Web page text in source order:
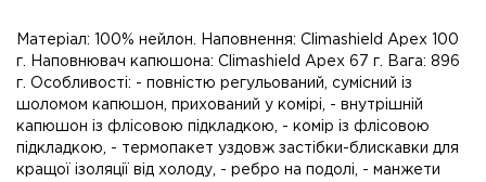
Матеріал: 100% нейлон. Наповнення: Climashield Apex 100
г. Наповнювач капюшона: Climashield Apex 67 г. Вага: 896
г. Особливості: - повністю регульований, сумісний із
шоломом капюшон, прихований у комірі, - внутрішній
капюшон із флісовою підкладкою, - комір із флісовою
підкладкою, - термопакет уздовж застібки-блискавки для
кращої ізоляції від холоду, - ребро на подолі, - манжети